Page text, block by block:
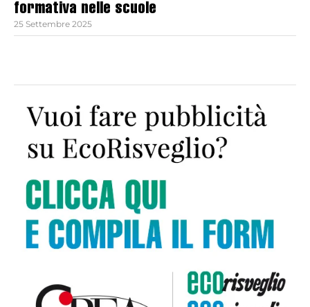
formativa nelle scuole
25 Settembre 2025